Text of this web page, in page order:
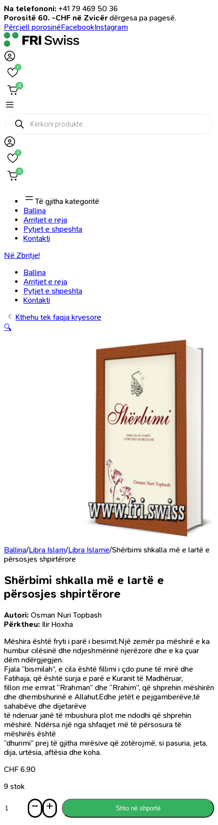
Na telefononi: +41 79 469 50 36
Porositë 60. -CHF në Zvicër dërgesa pa pagesë.
Përcjell porosinëFacebookInstagram
0
0
Products
search
0
0
Të gjitha kategoritë
Ballina
Arritjet e reja
Pytjet e shpeshta
Kontakti
Në Zbritje!
Ballina
Arritjet e reja
Pytjet e shpeshta
Kontakti
Kthehu tek faqja kryesore
🔍
Ballina/Libra Islam/Libra Islame/Shërbimi shkalla më e lartë e
përsosjes shpirtërore
Shërbimi shkalla më e lartë e
përsosjes shpirtërore
Autori: Osman Nuri Topbash
Përktheu: Ilir Hoxha
Mëshira është fryti i parë i besimit.Një zemër pa mëshirë e ka
humbur cilësinë dhe ndjeshmërinë njerëzore dhe e ka çuar
dëm ndërgjegjen.
Fjala “bismilah”, e cila është fillimi i çdo pune të mirë dhe
Fatihaja, që është surja e parë e Kuranit të Madhëruar,
fillon me emrat “Rrahman” dhe “Rrahim”, që shprehin mëshirën
dhe dhembshurinë e Allahut.Edhe jetët e pejgamberëve,të
sahabëve dhe dijetarëve
të nderuar janë të mbushura plot me ndodhi që shprehin
mëshirë. Ndërsa një nga shfaqjet më të përsosura të
mëshirës është
“dhurimi” prej të gjitha mirësive që zotërojmë, si pasuria, jeta,
dija, urtësia, aftësia dhe koha.
CHF 6.90
9 stok
Shërbimi
Shto në shportë